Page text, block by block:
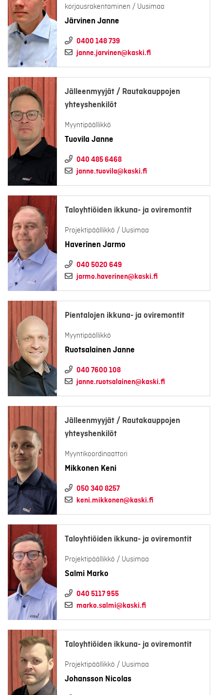
korjausrakentaminen / Uusimaa
Järvinen Janne
0400 148 739
janne.jarvinen@kaski.fi
Jälleenmyyjät / Rautakauppojen
yhteyshenkilöt
Myyntipäällikkö
Tuovila Janne
040 485 6468
janne.tuovila@kaski.fi
Taloyhtiöiden ikkuna- ja oviremontit
Projektipäällikkö / Uusimaa
Haverinen Jarmo
040 5020 649
jarmo.haverinen@kaski.fi
Pientalojen ikkuna- ja oviremontit
Myyntipäällikkö
Ruotsalainen Janne
040 7600 108
janne.ruotsalainen@kaski.fi
Jälleenmyyjät / Rautakauppojen
yhteyshenkilöt
Myyntikoordinaattori
Mikkonen Keni
050 340 8257
keni.mikkonen@kaski.fi
Taloyhtiöiden ikkuna- ja oviremontit
Projektipäällikkö / Uusimaa
Salmi Marko
040 5117 955
marko.salmi@kaski.fi
Taloyhtiöiden ikkuna- ja oviremontit
Projektipäällikkö / Uusimaa
Johansson Nicolas